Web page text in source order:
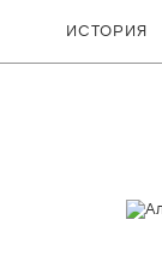
ИСТОРИЯ